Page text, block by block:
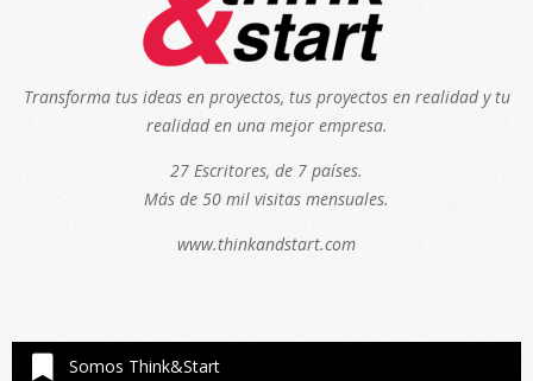
Transforma tus ideas en proyectos, tus proyectos en realidad y tu
realidad en una mejor empresa.
27 Escritores, de 7 países.
Más de 50 mil visitas mensuales.
www.thinkandstart.com
Somos Think&Start